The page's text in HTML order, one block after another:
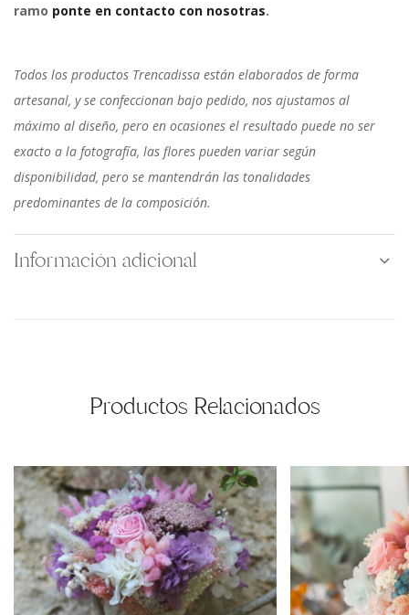
ramo ponte en contacto con nosotras.
Todos los productos Trencadissa están elaborados de forma
artesanal, y se confeccionan bajo pedido, nos ajustamos al
máximo al diseño, pero en ocasiones el resultado puede no ser
exacto a la fotografía, las flores pueden variar según
disponibilidad, pero se mantendrán las tonalidades
predominantes de la composición.
Información adicional
Productos Relacionados